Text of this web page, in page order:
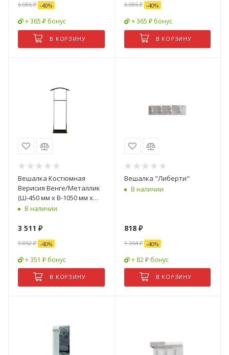
6 086₽ -40%
+ 365 ₽ бонус
В КОРЗИНУ
6 086₽ -40%
+ 365 ₽ бонус
В КОРЗИНУ
Вешалка Костюмная
Верисия Венге/Металлик
(Ш-450 мм x В-1050 мм x
Г-230 мм)
В наличии
3 511 ₽
5 852₽ -40%
+ 351 ₽ бонус
В КОРЗИНУ
Вешалка "Либерти"
В наличии
818₽
1 364₽ -40%
+ 82 ₽ бонус
В КОРЗИНУ